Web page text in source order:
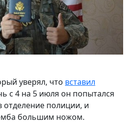
уверял, что вставил
с 4 на 5 июля он попытался
полиции, и
большим ножом.